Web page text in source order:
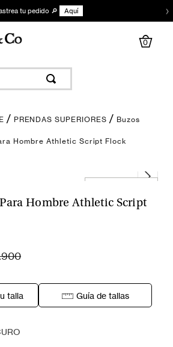
tu pedido 🔎 Aquí ›
0
PRENDAS SUPERIORES Buzos
Hombre Athletic Script Flock
Hombre Athletic Script
talla Guía de tallas